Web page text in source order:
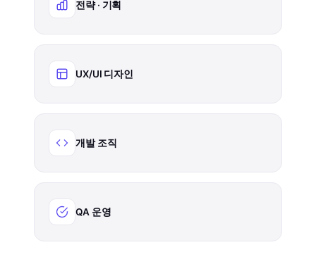
전략 · 기획
UX/UI 디자인
개발 조직
QA 운영